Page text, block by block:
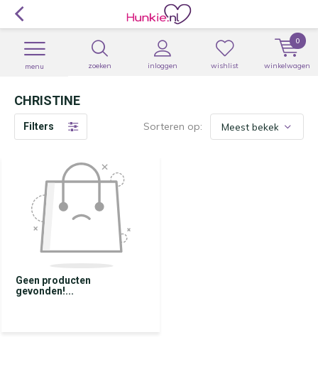
zoeken inloggen
menu wishlist winkelwagen
0
CHRISTINE
Filters Sorteren op:
Geen producten
gevonden!...